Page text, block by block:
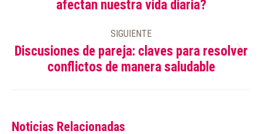
anterior:
afectan nuestra vida diaria?
SIGUIENTE
Publicación
siguiente:
Discusiones de pareja: claves para resolver
conflictos de manera saludable
Noticias Relacionadas